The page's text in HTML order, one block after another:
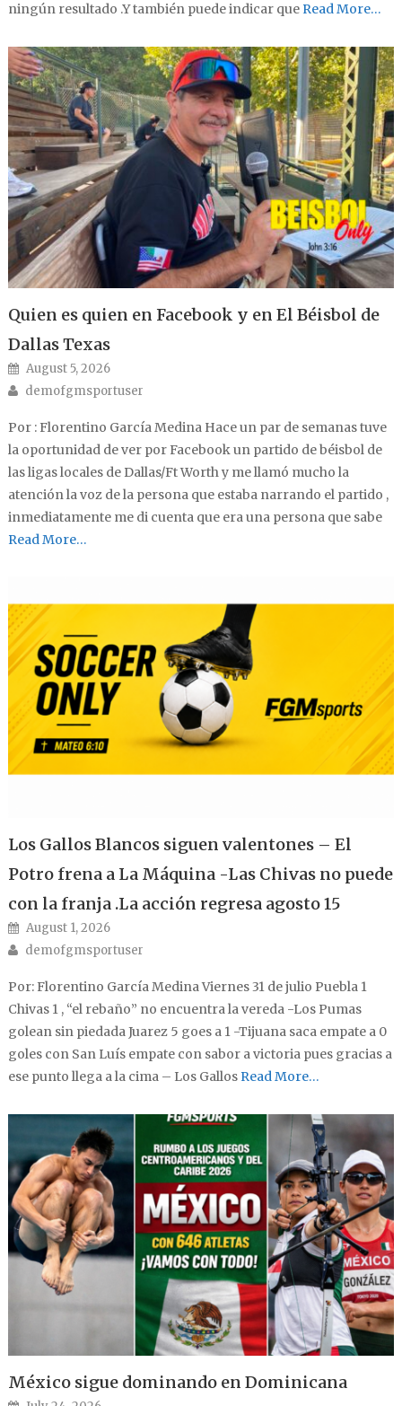
ningún resultado .Y también puede indicar queRead More…
Quien es quien en Facebook y en El Béisbol de
Dallas Texas
Posted on
August 5, 2026
Author
demofgmsportuser
Por : Florentino García Medina Hace un par de semanas tuve
la oportunidad de ver por Facebook un partido de béisbol de
las ligas locales de Dallas/Ft Worth y me llamó mucho la
atención la voz de la persona que estaba narrando el partido ,
inmediatamente me di cuenta que era una persona que sabe
Read More…
Los Gallos Blancos siguen valentones – El
Potro frena a La Máquina -Las Chivas no puede
con la franja .La acción regresa agosto 15
Posted on
August 1, 2026
Author
demofgmsportuser
Por: Florentino García Medina Viernes 31 de julio Puebla 1
Chivas 1 , “el rebaño” no encuentra la vereda -Los Pumas
golean sin piedada Juarez 5 goes a 1 -Tijuana saca empate a 0
goles con San Luís empate con sabor a victoria pues gracias a
ese punto llega a la cima – Los GallosRead More…
México sigue dominando en Dominicana